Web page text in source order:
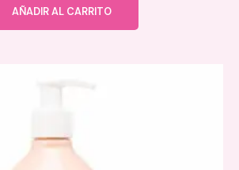
AÑADIR AL CARRITO